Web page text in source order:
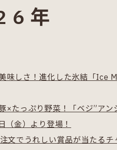
年
味しさ！進化した氷結「Ice
×たっぷり野菜！「ベジ”アン
（金）より登場！
文でうれしい賞品が当たる